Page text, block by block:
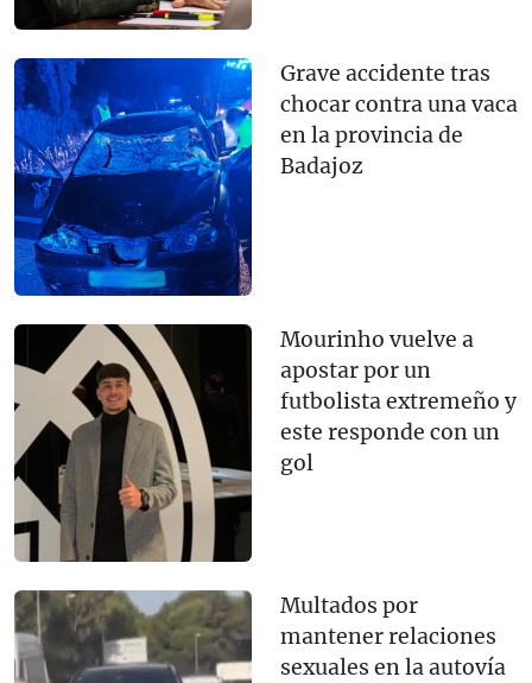
Grave accidente tras
chocar contra una vaca
en la provincia de
Badajoz
Mourinho vuelve a
apostar por un
futbolista extremeño y
este responde con un
gol
Multados por
mantener relaciones
sexuales en la autovía